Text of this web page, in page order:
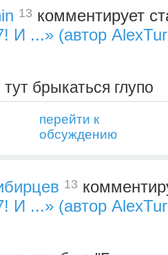
13 комментирует
И ...» (автор
брыкаться глупо
перейти к
обсуждению
13
И ...» (автор